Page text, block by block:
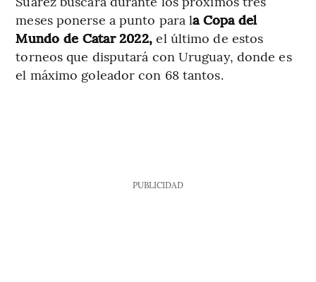
meses ponerse a punto para la Copa del
Mundo de Catar 2022,el último de estos
torneos que disputará con Uruguay, donde es
el máximo goleador con 68 tantos.
PUBLICIDAD